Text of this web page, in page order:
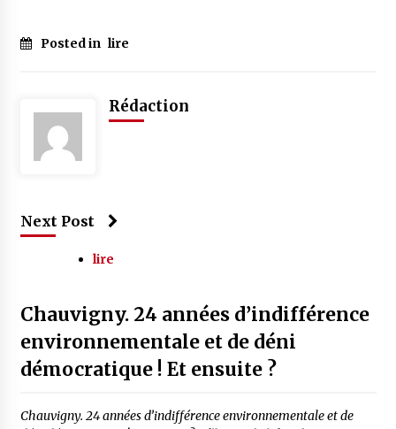
Posted in lire
Rédaction
Next Post
lire
Chauvigny. 24 années d’indifférence
environnementale et de déni
démocratique ! Et ensuite ?
Chauvigny. 24 années d’indifférence environnementale et de